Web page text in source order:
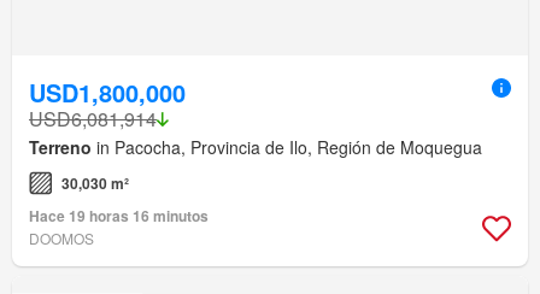
USD1,800,000
USD6,081,914
Terreno in Pacocha, Provincia de Ilo, Región de Moquegua
30,030 m²
Hace 19 horas 16 minutos
DOOMOS